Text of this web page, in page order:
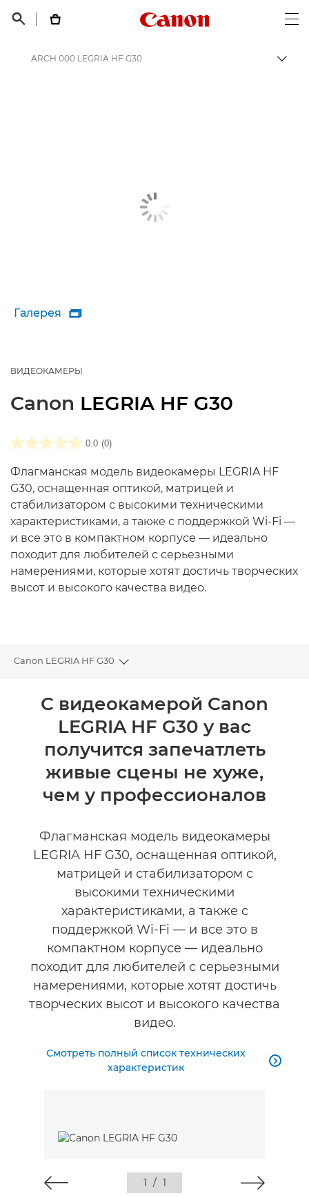
 
Canon Logo, back
ARCH 000 LEGRIA HF G30
Галерея 
ВИДЕОКАМЕРЫ
Canon LEGRIA HF G30
0.0 (0)
Флагманская модель видеокамеры LEGRIA HF
G30, оснащенная оптикой, матрицей и
стабилизатором с высокими техническими
характеристиками, а также с поддержкой Wi-Fi —
и все это в компактном корпусе — идеально
походит для любителей с серьезными
намерениями, которые хотят достичь творческих
высот и высокого качества видео.
Canon LEGRIA HF G30
Toggle breadcrumbs
Общая информация
Технические характеристики
С видеокамерой Canon
LEGRIA HF G30 у вас
получится запечатлеть
живые сцены не хуже,
чем у профессионалов
Флагманская модель видеокамеры
LEGRIA HF G30, оснащенная оптикой,
матрицей и стабилизатором с
высокими техническими
характеристиками, а также с
поддержкой Wi-Fi — и все это в
компактном корпусе — идеально
походит для любителей с серьезными
намерениями, которые хотят достичь
творческих высот и высокого качества
видео.
Смотреть полный список технических
характеристик

1 / 1